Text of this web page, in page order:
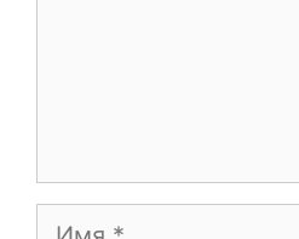
Имя